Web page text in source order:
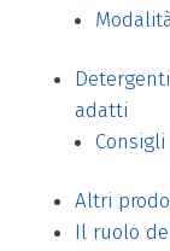
adatti
Altri
Il ruolo